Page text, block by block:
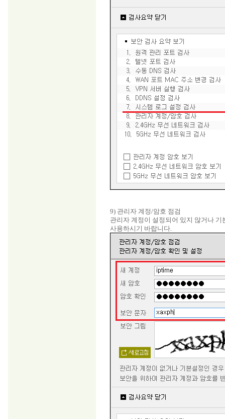
9) 관리자 계정/암호 점검
관리자 계정이 설정되어 있지 않거나
사용하시기 바랍니다.